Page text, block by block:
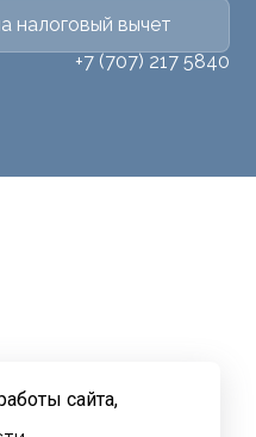
сайта,
налоговый вычет
+7 (707) 217 5840